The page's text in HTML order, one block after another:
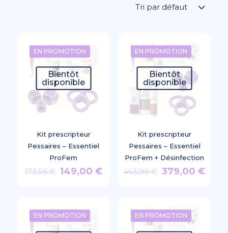
EN PROMOTION
Bientôt
disponible
Kit prescripteur
Pessaires – Essentiel
ProFem
173,95€ Le
était :
173,95 €.
149,00€Le
149,00 €.
EN PROMOTION
Bientôt
disponible
Kit prescripteur
Pessaires – Essentiel
ProFem + Désinfection
463,90€ Le
était :
463,90 €.
379,00€Le
EN PROMOTION EN PROMOTION